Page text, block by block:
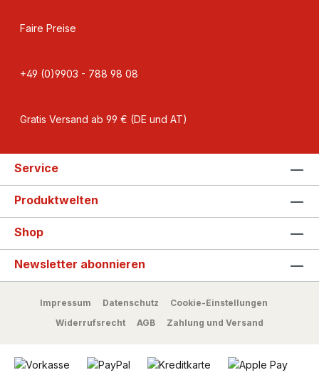
Faire Preise
+49 (0)9903 - 788 98 08
Gratis Versand ab 99 € (DE und AT)
Service
Produktwelten
Shop
Newsletter abonnieren
Impressum Datenschutz
Cookie-Einstellungen
Widerrufsrecht
AGB Zahlung und Versand